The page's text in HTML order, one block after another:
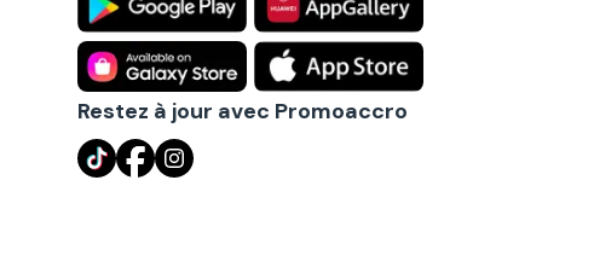
Restez à jour avec Promoaccro